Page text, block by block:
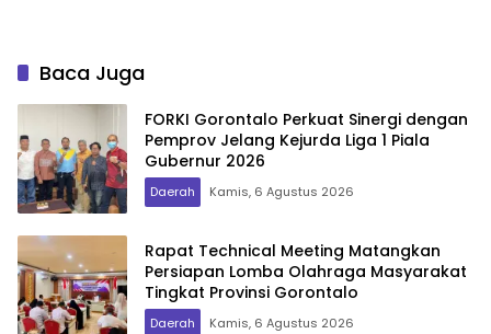
Baca Juga
FORKI Gorontalo Perkuat Sinergi dengan
Pemprov Jelang Kejurda Liga 1 Piala
Gubernur 2026
Daerah Kamis, 6 Agustus 2026
Rapat Technical Meeting Matangkan
Persiapan Lomba Olahraga Masyarakat
Tingkat Provinsi Gorontalo
Daerah Kamis, 6 Agustus 2026